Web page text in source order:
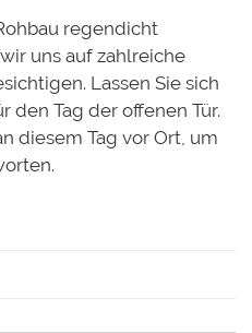
regendicht
uns auf zahlreiche
Lassen Sie sich
den Tag der offenen Tür.
diesem Tag vor Ort, um